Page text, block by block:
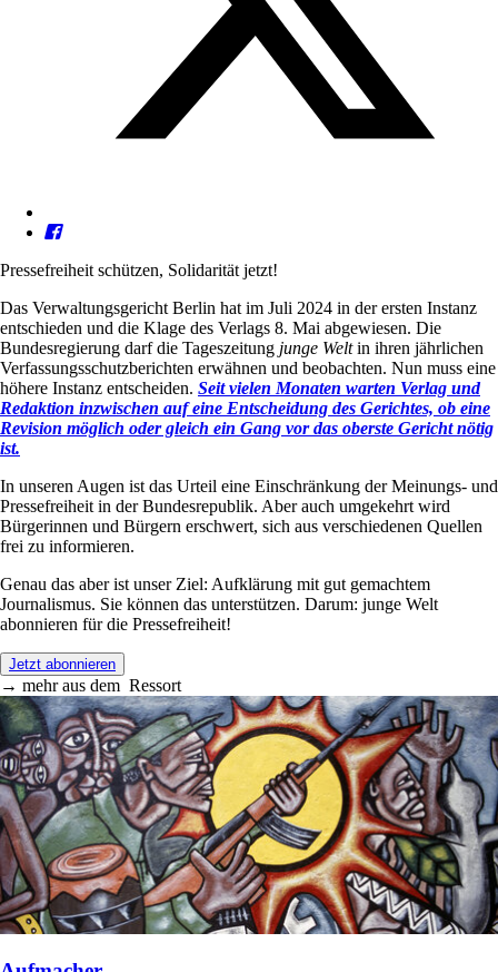
Pressefreiheit schützen, Solidarität jetzt!
Das Verwaltungsgericht Berlin hat im Juli 2024 in der ersten Instanz
entschieden und die Klage des Verlags 8. Mai abgewiesen. Die
Bundesregierung darf die Tageszeitung junge Weltin ihren jährlichen
Verfassungsschutzberichten erwähnen und beobachten. Nun muss eine
höhere Instanz entscheiden. Seit vielen Monaten warten Verlag und
Redaktion inzwischen auf eine Entscheidung des Gerichtes, ob eine
Revision möglich oder gleich ein Gang vor das oberste Gericht nötig
ist.
In unseren Augen ist das Urteil eine Einschränkung der Meinungs- und
Pressefreiheit in der Bundesrepublik. Aber auch umgekehrt wird
Bürgerinnen und Bürgern erschwert, sich aus verschiedenen Quellen
frei zu informieren.
Genau das aber ist unser Ziel: Aufklärung mit gut gemachtem
Journalismus. Sie können das unterstützen. Darum: junge Welt
abonnieren für die Pressefreiheit!
Jetzt abonnieren
→ mehr aus dem Ressort